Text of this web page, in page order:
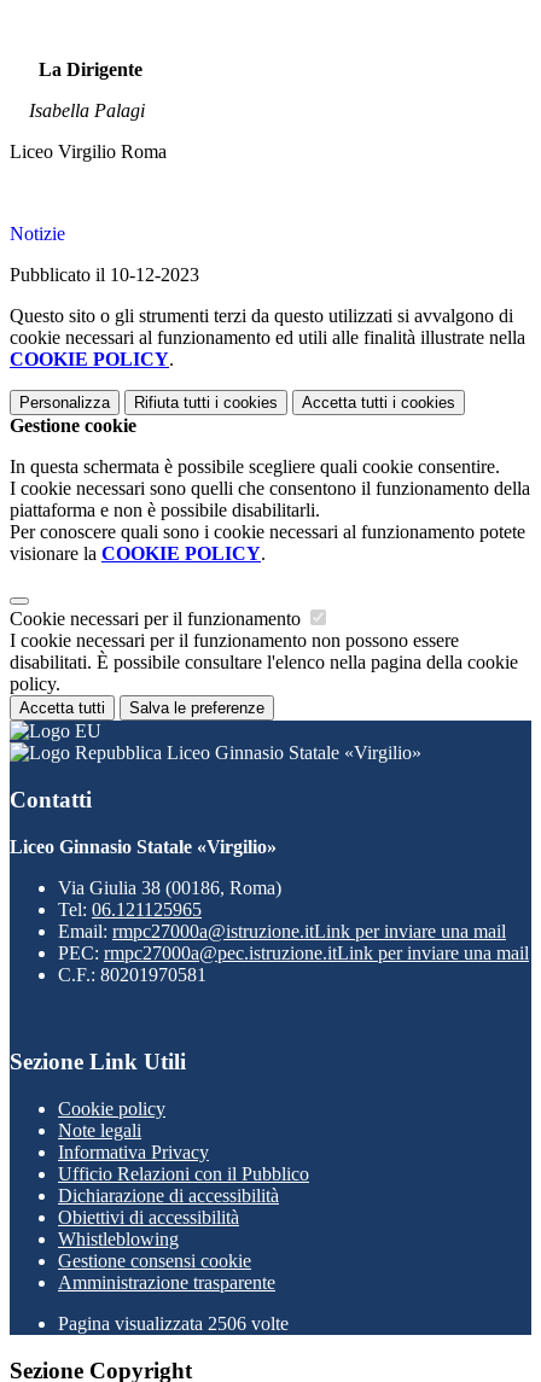
La Dirigente
Isabella Palagi
Liceo Virgilio Roma
Notizie
Pubblicato il 10-12-2023
Questo sito o gli strumenti terzi da questo utilizzati si avvalgono di
cookie necessari al funzionamento ed utili alle finalità illustrate nella
COOKIE POLICY.
Personalizza Rifiuta tutti i cookies Accetta tutti i cookies
Gestione cookie
In questa schermata è possibile scegliere quali cookie consentire.
I cookie necessari sono quelli che consentono il funzionamento della
piattaforma e non è possibile disabilitarli.
Per conoscere quali sono i cookie necessari al funzionamento potete
visionare la COOKIE POLICY.
Cookie necessari per il funzionamento
I cookie necessari per il funzionamento non possono essere
disabilitati. È possibile consultare l'elenco nella pagina della cookie
policy.
Accetta tutti Salva le preferenze
Liceo Ginnasio Statale «Virgilio»
Contatti
Liceo Ginnasio Statale «Virgilio»
Via Giulia 38 (00186, Roma)
Tel: 06.121125965
Email: rmpc27000a@istruzione.itLink per inviare una mail
PEC: rmpc27000a@pec.istruzione.itLink per inviare una mail
C.F.: 80201970581
Sezione Link Utili
Cookie policy
Note legali
Informativa Privacy
Ufficio Relazioni con il Pubblico
Dichiarazione di accessibilità
Obiettivi di accessibilità
Whistleblowing
Gestione consensi cookie
Amministrazione trasparente
Pagina visualizzata 2506 volte
Sezione Copyright